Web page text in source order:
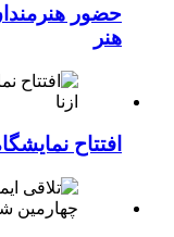
حضور
هنر
افتتاح